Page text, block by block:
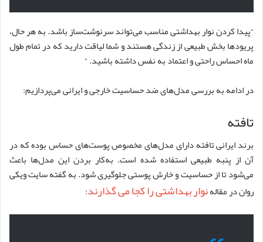
“پیدا کردن نوار بهداشتی مناسب می‌تواند سرنوشت‌ساز باشد. به هر حال،
پریودها بخش طبیعی از زندگی هستند و شما لیاقت دارید که در تمام طول
ماه احساس راحتی و اعتماد به نفس داشته باشید. “
در ادامه به بررسی مدل‌های ضد حساسیت خارجی و ایرانی می‌پردازیم:
تافته
برند ایرانی تافته دارای مدل‌های مخصوص پوست‌های حساس بوده که در
آن از پنبه طبیعی استفاده شده است. به‌کار بردن این مدل‌ها باعث
می‌شود تا از حساسیت و خارش پوستی جلوگیری شود. به گفته سایت ویکی
روان در مقالهنوار بهداشتی را کجا می گذارند: